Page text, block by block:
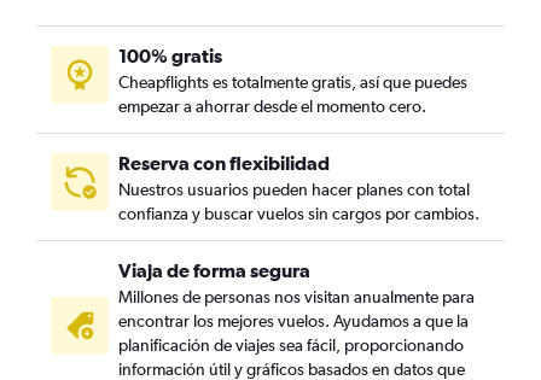
100% gratis
Cheapflights es totalmente gratis, así que puedes
empezar a ahorrar desde el momento cero.
Reserva con flexibilidad
Nuestros usuarios pueden hacer planes con total
confianza y buscar vuelos sin cargos por cambios.
Viaja de forma segura
Millones de personas nos visitan anualmente para
encontrar los mejores vuelos. Ayudamos a que la
planificación de viajes sea fácil, proporcionando
información útil y gráficos basados en datos que